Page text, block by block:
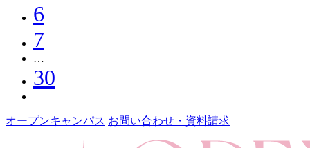
6
7
…
30
オープンキャンパス お問い合わせ・資料請求